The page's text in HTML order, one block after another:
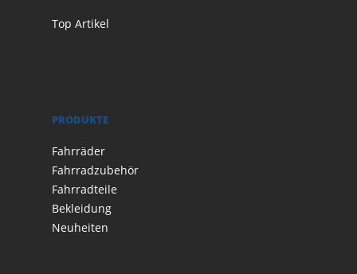
Top Artikel
PRODUKTE
Fahrräder
Fahrradzubehör
Fahrradteile
Bekleidung
Neuheiten